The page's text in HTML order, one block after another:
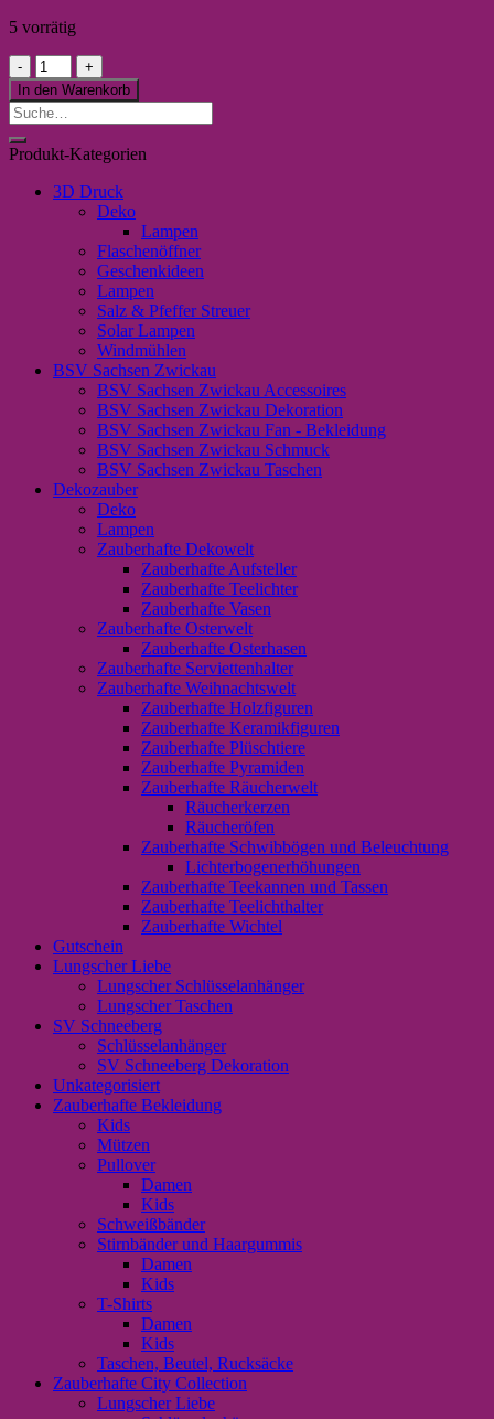
5 vorrätig
Zauberhafter
Handmade
Aufsteller
"Beste
(innen)
pink
Menge
In den Warenkorb
Suche
nach:
Produkt-Kategorien
3D Druck
Deko
Lampen
Flaschenöffner
Geschenkideen
Lampen
Salz & Pfeffer Streuer
Solar Lampen
Windmühlen
BSV Sachsen Zwickau
BSV Sachsen Zwickau Accessoires
BSV Sachsen Zwickau Dekoration
BSV Sachsen Zwickau Fan - Bekleidung
BSV Sachsen Zwickau Schmuck
BSV Sachsen Zwickau Taschen
Dekozauber
Deko
Lampen
Zauberhafte Dekowelt
Zauberhafte Aufsteller
Zauberhafte Teelichter
Zauberhafte Vasen
Zauberhafte Osterwelt
Zauberhafte Osterhasen
Zauberhafte Serviettenhalter
Zauberhafte Weihnachtswelt
Zauberhafte Holzfiguren
Zauberhafte Keramikfiguren
Zauberhafte Plüschtiere
Zauberhafte Pyramiden
Zauberhafte Räucherwelt
Räucherkerzen
Räucheröfen
Zauberhafte Schwibbögen und Beleuchtung
Lichterbogenerhöhungen
Zauberhafte Teekannen und Tassen
Zauberhafte Teelichthalter
Zauberhafte Wichtel
Gutschein
Lungscher Liebe
Lungscher Schlüsselanhänger
Lungscher Taschen
SV Schneeberg
Schlüsselanhänger
SV Schneeberg Dekoration
Unkategorisiert
Zauberhafte Bekleidung
Kids
Mützen
Pullover
Damen
Kids
Schweißbänder
Stirnbänder und Haargummis
Damen
Kids
T-Shirts
Damen
Kids
Taschen, Beutel, Rucksäcke
Zauberhafte City Collection
Lungscher Liebe